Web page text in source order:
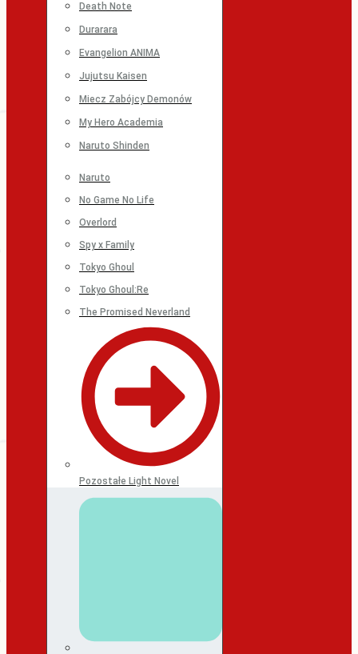
Death Note
Durarara
Evangelion ANIMA
Jujutsu Kaisen
Miecz Zabójcy Demonów
My Hero Academia
Naruto Shinden
Naruto
No Game No Life
Overlord
Spy x Family
Tokyo Ghoul
Tokyo Ghoul:Re
The Promised Neverland
Pozostałe Light Novel